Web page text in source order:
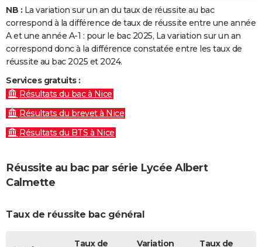
NB : La variation sur un an du taux de réussite au bac
correspond à la différence de taux de réussite entre une année
A et une année A-1 : pour le bac 2025, La variation sur un an
correspond donc à la différence constatée entre les taux de
réussite au bac 2025 et 2024.
Services gratuits :
Résultats du bac à Nice
Résultats du brevet à Nice
Résultats du BTS à Nice
Réussite au bac par série Lycée Albert
Calmette
Taux de réussite bac général
Taux de
Variation
Taux de